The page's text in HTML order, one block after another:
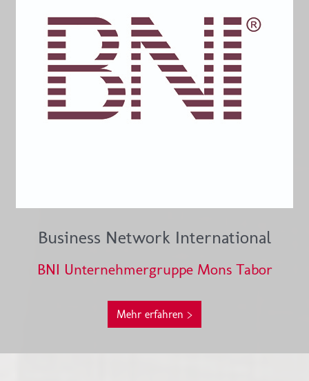
Business Network International
BNI Unternehmergruppe Mons Tabor
Mehr erfahren >